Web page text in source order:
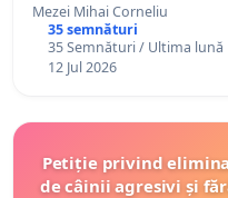
Mezei Mihai Corneliu
35 semnături
35 Semnături / Ultima lună
12 Jul 2026
Petiție privind
de câinii agresivi și